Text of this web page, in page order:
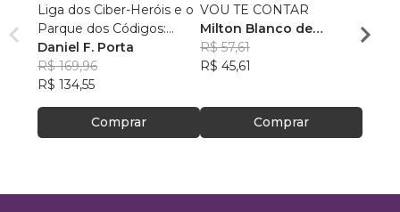
Liga dos Ciber-Heróis e o
Parque dos Códigos:
Rumo ao Desconhecido
Daniel F. Porta
R$ 169,96
R$ 134,55
Comprar
VOU TE CONTAR
Milton Blanco de
Abrunhosa Trindade
Filho
R$ 57,61
R$ 45,61
Comprar
R$